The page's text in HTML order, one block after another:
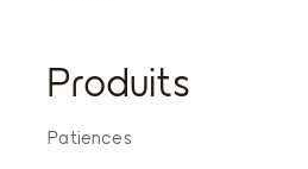
Produits
Patiences